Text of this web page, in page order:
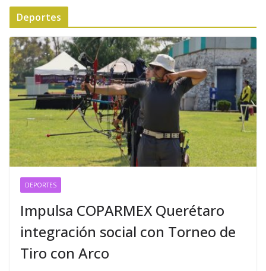
Deportes
DEPORTES
Impulsa COPARMEX Querétaro
integración social con Torneo de
Tiro con Arco